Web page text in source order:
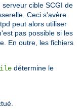
serveur cible SCGI de
Ceci s'avère
peut alors utiliser
pas possible si les
En outre, les fichiers
détermine le